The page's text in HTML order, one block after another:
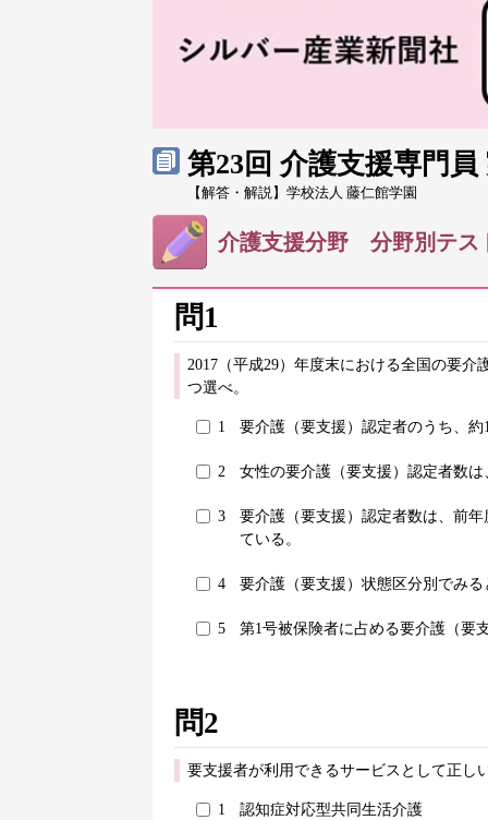
第23回 介護支援専門
【解答・解説】学校法人 藤仁館学園
介護支援分野 分野別テス
問1
2017（平成29）年度末における全国の要
つ選べ。
1 要介護（要支援）認定者のうち、
2 女性の要介護（要支援）認定者数
3
要介護（要支援）認定者数は、前
ている。
4 要介護（要支援）状態区分別でみ
5 第1号被保険者に占める要介護（要
問2
要支援者が利用できるサービスとして正し
1 認知症対応型共同生活介護